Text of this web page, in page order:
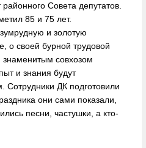
Совета депутатов.
85 и 75 лет.
и золотую
о своей бурной трудовой
совхозом
и знания будут
Сотрудники ДК подготовили
они сами показали,
песни, частушки, а кто-